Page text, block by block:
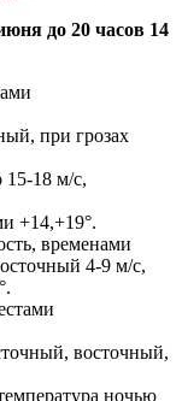
до 20 часов 14
при грозах
18 м/с,
+14,+19°.
временами
4-9 м/с,
восточный,
ночью